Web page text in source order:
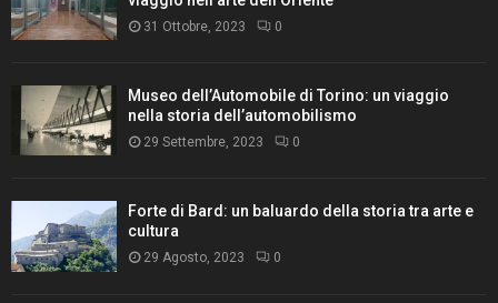
31 Ottobre, 2023 0
Museo dell’Automobile di Torino: un viaggio
nella storia dell’automobilismo
29 Settembre, 2023 0
Forte di Bard: un baluardo della storia tra arte e
cultura
29 Agosto, 2023 0